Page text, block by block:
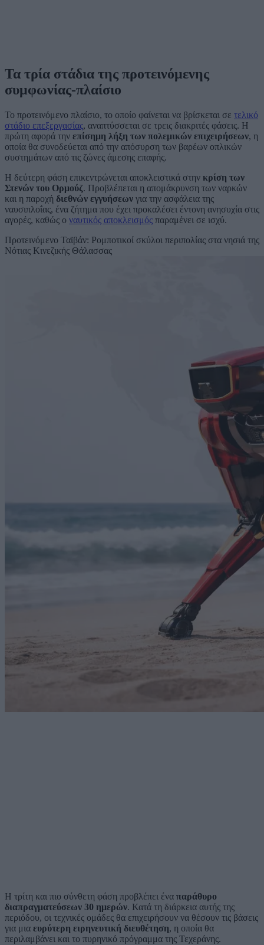
Τα τρία στάδια της προτεινόμενης
συμφωνίας-πλαίσιο
Το προτεινόμενο πλαίσιο, το οποίο φαίνεται να βρίσκεται σε τελικό
στάδιο επεξεργασίας, αναπτύσσεται σε τρεις διακριτές φάσεις. Η
πρώτη αφορά την επίσημη λήξη των πολεμικών επιχειρήσεων, η
οποία θα συνοδεύεται από την απόσυρση των βαρέων οπλικών
συστημάτων από τις ζώνες άμεσης επαφής.
Η δεύτερη φάση επικεντρώνεται αποκλειστικά στην κρίση των
Στενών του Ορμούζ. Προβλέπεται η απομάκρυνση των ναρκών
και η παροχή διεθνών εγγυήσεων για την ασφάλεια της
ναυσιπλοΐας, ένα ζήτημα που έχει προκαλέσει έντονη ανησυχία στις
αγορές, καθώς ο ναυτικός αποκλεισμός παραμένει σε ισχύ.
Προτεινόμενο Ταϊβάν: Ρομποτικοί σκύλοι περιπολίας στα νησιά της
Νότιας Κινεζικής Θάλασσας
Η τρίτη και πιο σύνθετη φάση προβλέπει ένα παράθυρο
διαπραγματεύσεων 30 ημερών. Κατά τη διάρκεια αυτής της
περιόδου, οι τεχνικές ομάδες θα επιχειρήσουν να θέσουν τις βάσεις
για μια ευρύτερη ειρηνευτική διευθέτηση, η οποία θα
περιλαμβάνει και το πυρηνικό πρόγραμμα της Τεχεράνης.